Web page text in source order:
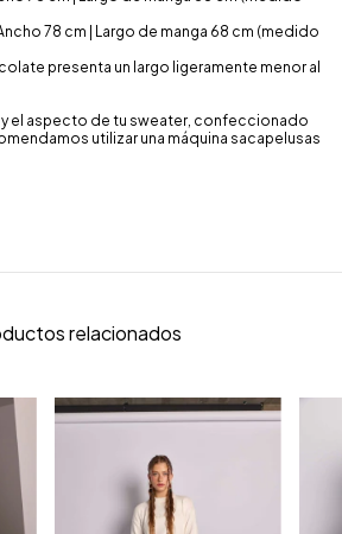
78 cm | Largo de manga 68 cm (medido
presenta un largo ligeramente menor al
y el aspecto de tu sweater, confeccionado
utilizar una máquina sacapelusas
relacionados